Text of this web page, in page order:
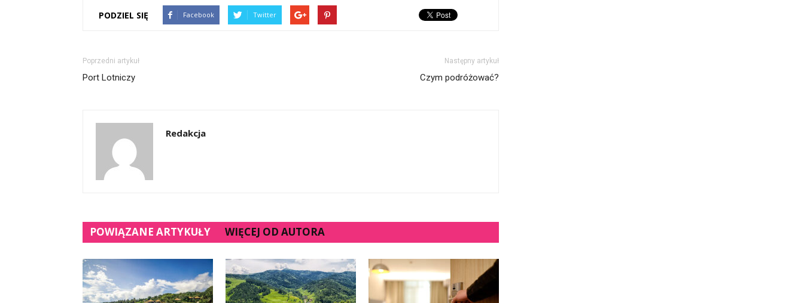
PODZIEL SIĘ Facebook Twitter
Poprzedni artykuł
Port Lotniczy
Następny artykuł
Czym podróżować?
Redakcja
POWIĄZANE ARTYKUŁY WIĘCEJ OD AUTORA